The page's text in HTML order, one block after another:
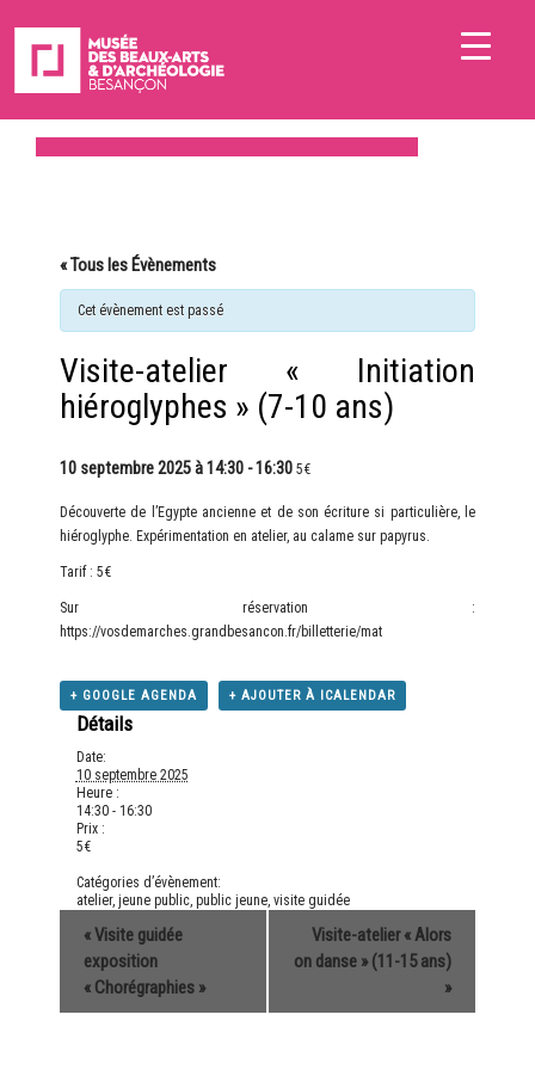
« Tous les Évènements
Cet évènement est passé
Visite-atelier « Initiation
hiéroglyphes » (7-10 ans)
10 septembre 2025 à 14:30 -16:30 5€
Découverte de l’Egypte ancienne et de son écriture si particulière, le
hiéroglyphe. Expérimentation en atelier, au calame sur papyrus.
Tarif : 5€
Sur réservation :
https://vosdemarches.grandbesancon.fr/billetterie/mat
+ GOOGLE AGENDA + AJOUTER À ICALENDAR
Détails
Date:
10 septembre 2025
Heure :
14:30 - 16:30
Prix :
5€
Catégories d’évènement:
atelier, jeune public, public jeune, visite guidée
«Visite guidée
exposition
« Chorégraphies »
Visite-atelier « Alors
on danse » (11-15 ans)
»